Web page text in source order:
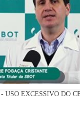
USO EXCESSIVO DO